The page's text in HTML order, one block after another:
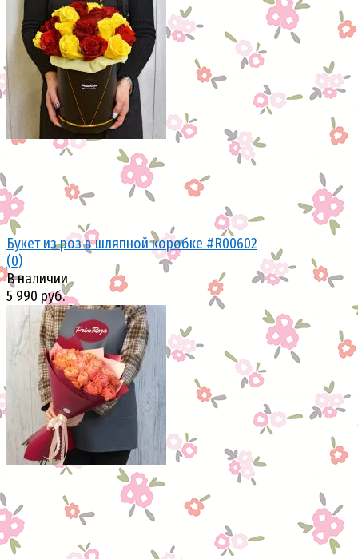
избранное сравнить
избранное сравнить
Букет из роз в шляпной коробке #R00602
(0)
В наличии
5 990 руб.